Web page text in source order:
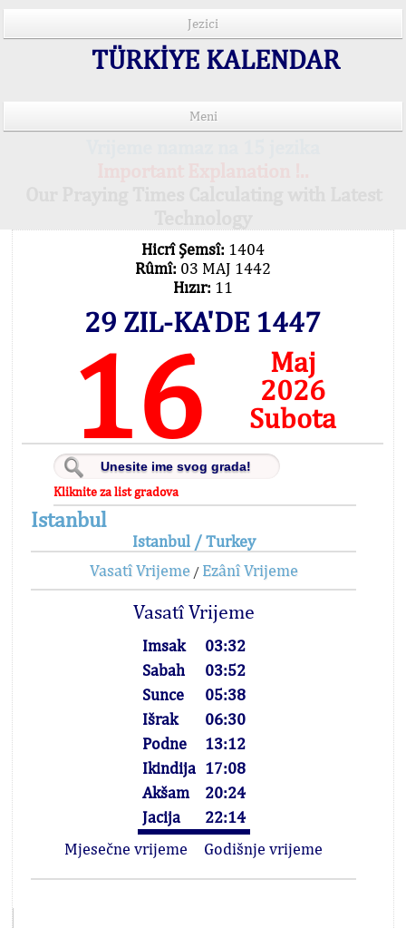
Jezici
TÜRKİYE KALENDAR
Meni
Hicrî Şemsî: 1404
Rûmî: 03 MAJ 1442
Hızır: 11
29 ZIL-KA'DE 1447
16
Maj
2026
Subota
Kliknite za list gradova
Istanbul
Istanbul / Turkey
Vasatî Vrijeme/ Ezânî Vrijeme
Vasatî Vrijeme
Imsak
03:32
Sabah
03:52
Sunce
05:38
Išrak
06:30
Podne
13:12
Ikindija 17:08
Akšam
20:24
Jacija
22:14
Mjesečne vrijeme
Godišnje vrijeme